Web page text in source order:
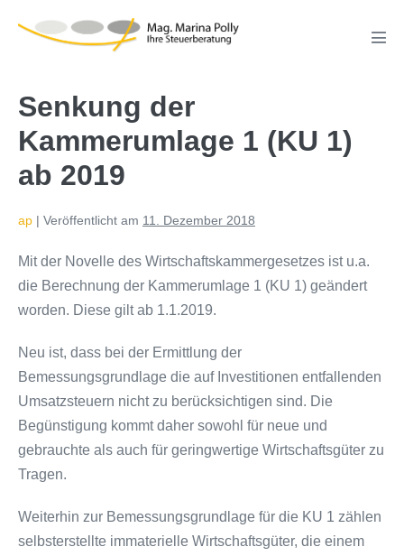
Inhalt
Senkung der
Kammerumlage 1 (KU 1)
ab 2019
ap | Veröffentlicht am 11. Dezember 2018
Mit der Novelle des Wirtschaftskammergesetzes ist u.a.
die Berechnung der Kammerumlage 1 (KU 1) geändert
worden. Diese gilt ab 1.1.2019.
Neu ist, dass bei der Ermittlung der
Bemessungsgrundlage die auf Investitionen entfallenden
Umsatzsteuern nicht zu berücksichtigen sind. Die
Begünstigung kommt daher sowohl für neue und
gebrauchte als auch für geringwertige Wirtschaftsgüter zu
Tragen.
Weiterhin zur Bemessungsgrundlage für die KU 1 zählen
selbsterstellte immaterielle Wirtschaftsgüter, die einem